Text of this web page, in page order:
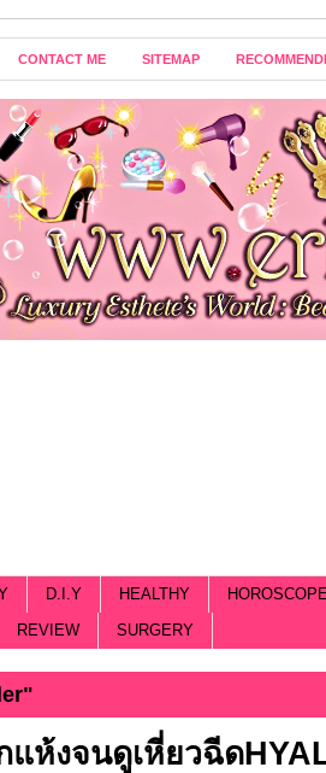
CONTACT ME SITEMAP
D.I.Y HEALTHY
REVIEW SURGERY
แห้งจนดูเหี่ยวฉีด